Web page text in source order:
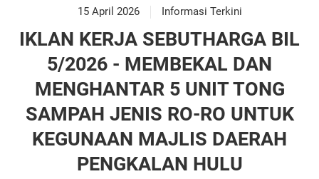
15 April 2026 Informasi Terkini
IKLAN KERJA SEBUTHARGA BIL
5/2026 - MEMBEKAL DAN
MENGHANTAR 5 UNIT TONG
SAMPAH JENIS RO-RO UNTUK
KEGUNAAN MAJLIS DAERAH
PENGKALAN HULU